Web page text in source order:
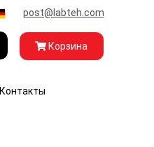
post@labteh.com
Корзина
Контакты